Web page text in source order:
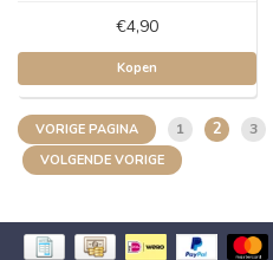
€4,90
Kopen
VORIGE PAGINA 1 2 3
VOLGENDE VORIGE